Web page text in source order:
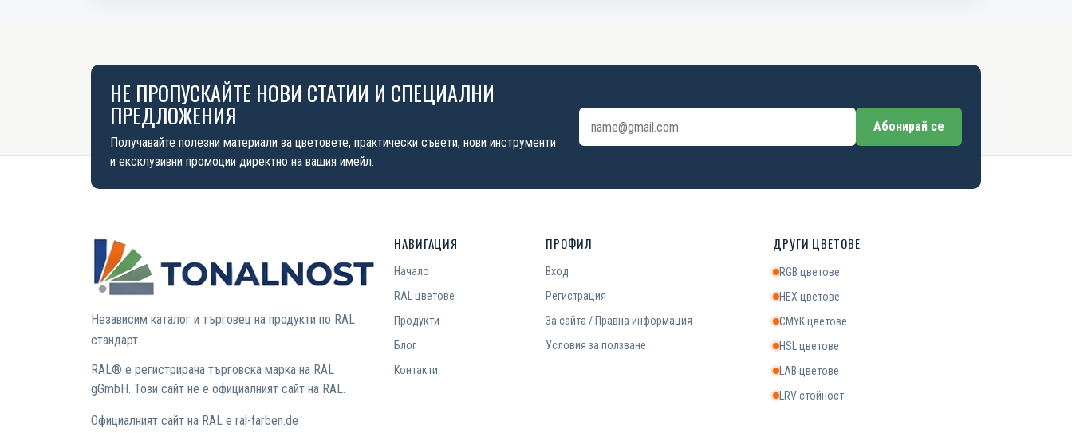
НЕ ПРОПУСКАЙТЕ НОВИ СТАТИИ И СПЕЦИАЛНИ
ПРЕДЛОЖЕНИЯ
Получавайте полезни материали за цветовете, практически съвети, нови инструменти
и ексклузивни промоции директно на вашия имейл.
Имейл адрес
Абонирай се
Независим каталог и търговец на продукти по RAL
стандарт.
RAL® е регистрирана търговска марка на RAL
gGmbH. Този сайт не е официалният сайт на RAL.
Официалният сайт на RAL е ral-farben.de
НАВИГАЦИЯ
Начало
RAL цветове
Продукти
Блог
Контакти
ПРОФИЛ
Вход
Регистрация
За сайта / Правна информация
Условия за ползване
ДРУГИ ЦВЕТОВЕ
RGB цветове
HEX цветове
CMYK цветове
HSL цветове
LAB цветове
LRV стойност